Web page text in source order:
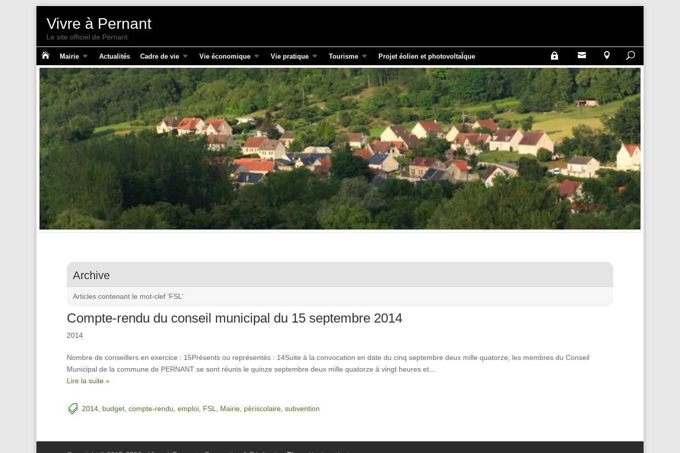
Vivre à Pernant
Le site officiel de Pernant
 Mairie Actualités Cadre de vie Vie économique Vie pratique Tourisme Projet éolien et photovoltaÏque 


Archive
Articles contenant le mot-clef ‘FSL’
Compte-rendu du conseil municipal du 15 septembre 2014
2014
Nombre de conseillers en exercice : 15Présents ou représentés : 14Suite à la convocation en date du cinq septembre deux mille quatorze, les membres du Conseil
Municipal de la commune de PERNANT se sont réunis le quinze septembre deux mille quatorze à vingt heures et...
Lire la suite »
2014 budget compte-rendu emploi FSL Mairie périscolaire subvention